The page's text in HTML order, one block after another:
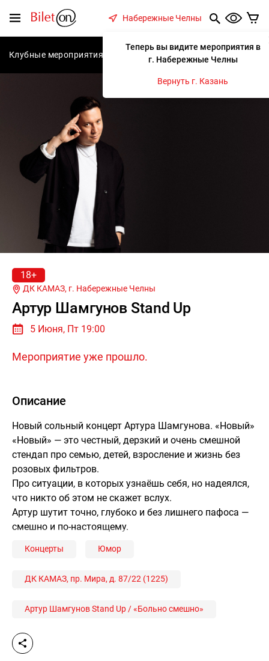
Меню
Набережные Челны
Теперь вы видите мероприятия в
г. Набережные Челны
Вернуть г. Казань
Клубные мероприятия Концерты Спектакли
18+
ДК КАМАЗ, г. Набережные Челны
Артур Шамгунов Stand Up
5 Июня, Пт 19:00
Мероприятие уже прошло.
Описание
Новый сольный концерт Артура Шамгунова. «Новый»
«Новый» — это честный, дерзкий и очень смешной
стендап про семью, детей, взросление и жизнь без
розовых фильтров.
Про ситуации, в которых узнаёшь себя, но надеялся,
что никто об этом не скажет вслух.
Артур шутит точно, глубоко и без лишнего пафоса —
смешно и по-настоящему.
Концерты Юмор
ДК КАМАЗ, пр. Мира, д. 87/22 (1225)
Артур Шамгунов Stand Up / «Больно смешно»